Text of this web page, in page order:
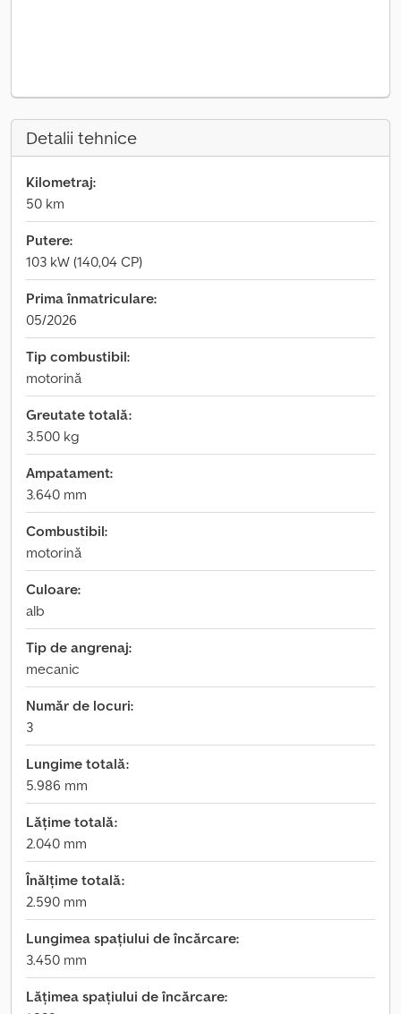
Detalii tehnice
Kilometraj:
50 km
Putere:
103 kW (140,04 CP)
Prima înmatriculare:
05/2026
Tip combustibil:
motorină
Greutate totală:
3.500 kg
Ampatament:
3.640 mm
Combustibil:
motorină
Culoare:
alb
Tip de angrenaj:
mecanic
Număr de locuri:
3
Lungime totală:
5.986 mm
Lățime totală:
2.040 mm
Înălțime totală:
2.590 mm
Lungimea spațiului de încărcare:
3.450 mm
Lățimea spațiului de încărcare: